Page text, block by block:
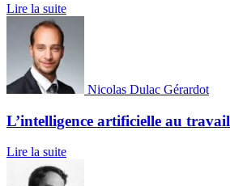
Lire la suite
Nicolas Dulac Gérardot
L’intelligence artificielle au travail
Lire la suite